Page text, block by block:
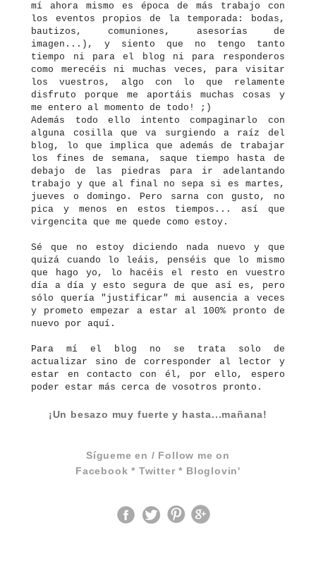
mí ahora mismo es época de más trabajo con
los eventos propios de la temporada: bodas,
bautizos, comuniones, asesorías de
imagen...), y siento que no tengo tanto
tiempo ni para el blog ni para responderos
como merecéis ni muchas veces, para visitar
los vuestros, algo con lo que relamente
disfruto porque me aportáis muchas cosas y
me entero al momento de todo! ;)
Además todo ello intento compaginarlo con
alguna cosilla que va surgiendo a raíz del
blog, lo que implica que además de trabajar
los fines de semana, saque tiempo hasta de
debajo de las piedras para ir adelantando
trabajo y que al final no sepa si es martes,
jueves o domingo. Pero sarna con gusto, no
pica y menos en estos tiempos... así que
virgencita que me quede como estoy.
Sé que no estoy diciendo nada nuevo y que
quizá cuando lo leáis, penséis que lo mismo
que hago yo, lo hacéis el resto en vuestro
día a día y esto segura de que así es, pero
sólo quería "justificar" mi ausencia a veces
y prometo empezar a estar al 100% pronto de
nuevo por aquí.
Para mí el blog no se trata solo de
actualizar sino de corresponder al lector y
estar en contacto con él, por ello, espero
poder estar más cerca de vosotros pronto.
¡Un besazo muy fuerte y hasta...mañana!
Sígueme en / Follow me on
Facebook * Twitter * Bloglovin'